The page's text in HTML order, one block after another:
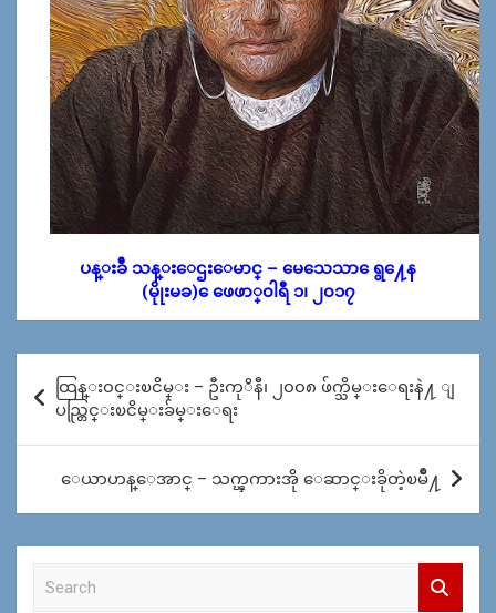
ပန္းခ်ီ သန္းေဌးေမာင္ – မေသေသာ ေရွ႔ေန
(မိုုးမခ) ေဖေဖာ္၀ါရီ ၁၊ ၂၀၁၇
Post
navigation
ထြန္း၀င္းၿငိမ္း – ဦးကုိနီ၊ ၂၀၀၈ ဖ်က္သိမ္းေရးနဲ႔ ျ
ပည္တြင္းၿငိမ္းခ်မ္းေရး
ေယာဟန္ေအာင္ – သက္ၾကားအို ေဆာင္းခိုတဲ့ၿမိဳ႔